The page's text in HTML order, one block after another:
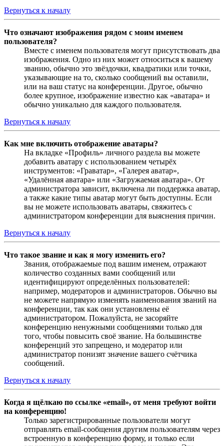
Вернуться к началу
Что означают изображения рядом с моим именем
пользователя?
Вместе с именем пользователя могут присутствовать два
изображения. Одно из них может относиться к вашему
званию, обычно это звёздочки, квадратики или точки,
указывающие на то, сколько сообщений вы оставили,
или на ваш статус на конференции. Другое, обычно
более крупное, изображение известно как «аватара» и
обычно уникально для каждого пользователя.
Вернуться к началу
Как мне включить отображение аватары?
На вкладке «Профиль» личного раздела вы можете
добавить аватару с использованием четырёх
инструментов: «Граватар», «Галерея аватар»,
«Удалённая аватара» или «Загружаемая аватара». От
администратора зависит, включена ли поддержка аватар,
а также какие типы аватар могут быть доступны. Если
вы не можете использовать аватары, свяжитесь с
администратором конференции для выяснения причин.
Вернуться к началу
Что такое звание и как я могу изменить его?
Звания, отображаемые под вашим именем, отражают
количество созданных вами сообщений или
идентифицируют определённых пользователей:
например, модераторов и администраторов. Обычно вы
не можете напрямую изменять наименования званий на
конференции, так как они установлены её
администратором. Пожалуйста, не засоряйте
конференцию ненужными сообщениями только для
того, чтобы повысить своё звание. На большинстве
конференций это запрещено, и модератор или
администратор понизят значение вашего счётчика
сообщений.
Вернуться к началу
Когда я щёлкаю по ссылке «email», от меня требуют войти
на конференцию!
Только зарегистрированные пользователи могут
отправлять email-сообщения другим пользователям через
встроенную в конференцию форму, и только если